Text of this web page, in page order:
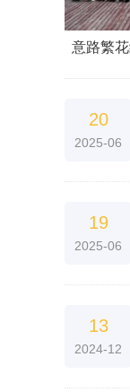
意路繁
20
2025-06
19
2025-06
13
2024-12